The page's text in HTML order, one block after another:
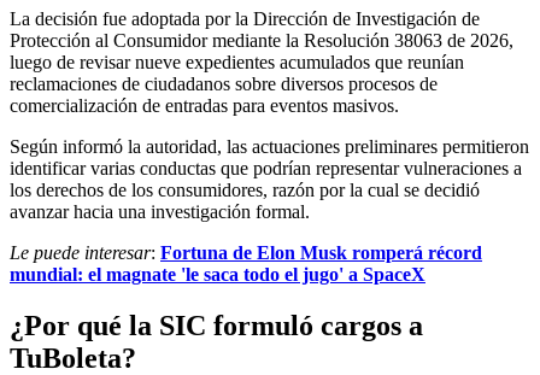
La decisión fue adoptada por la Dirección de Investigación de
Protección al Consumidor mediante la Resolución 38063 de 2026,
luego de revisar nueve expedientes acumulados que reunían
reclamaciones de ciudadanos sobre diversos procesos de
comercialización de entradas para eventos masivos.
Según informó la autoridad, las actuaciones preliminares permitieron
identificar varias conductas que podrían representar vulneraciones a
los derechos de los consumidores, razón por la cual se decidió
avanzar hacia una investigación formal.
Le puede interesar: Fortuna de Elon Musk romperá récord
mundial: el magnate 'le saca todo el jugo' a SpaceX
¿Por qué la SIC formuló cargos a
TuBoleta?